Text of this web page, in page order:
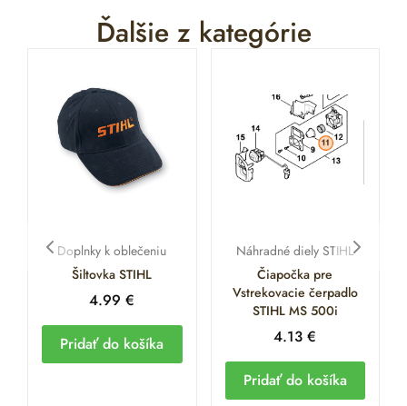
Ďalšie z kategórie
Doplnky k oblečeniu
Šiltovka STIHL
4.99€
Pridať do košíka
Náhradné diely STIHL
Čiapočka pre
Vstrekovacie čerpadlo
STIHL MS 500i
4.13€
Pridať do košíka